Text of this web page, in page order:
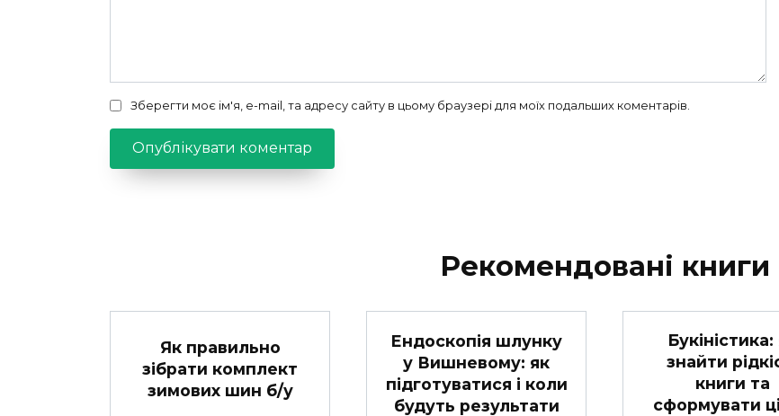
Зберегти моє ім'я, e-mail, та адресу сайту в цьому браузері для моїх подальших коментарів.
Рекомендовані книги
Як правильно
зібрати комплект
зимових шин б/у
Ендоскопія шлунку
у Вишневому: як
підготуватися і коли
будуть результати
Букіністика:
знайти
книги та
сформувати